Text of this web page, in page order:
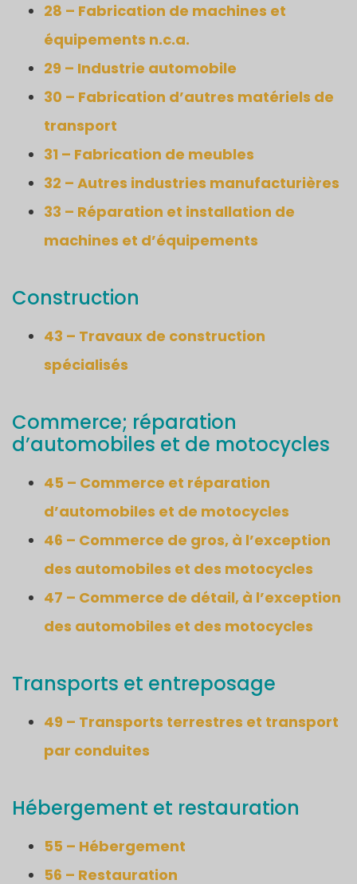
28 – Fabrication de machines et
équipements n.c.a.
29 – Industrie automobile
30 – Fabrication d’autres matériels de
transport
31 – Fabrication de meubles
32 – Autres industries manufacturières
33 – Réparation et installation de
machines et d’équipements
Construction
43 – Travaux de construction
spécialisés
Commerce; réparation
d’automobiles et de motocycles
45 – Commerce et réparation
d’automobiles et de motocycles
46 – Commerce de gros, à l’exception
des automobiles et des motocycles
47 – Commerce de détail, à l’exception
des automobiles et des motocycles
Transports et entreposage
49 – Transports terrestres et transport
par conduites
Hébergement et restauration
55 – Hébergement
56 – Restauration